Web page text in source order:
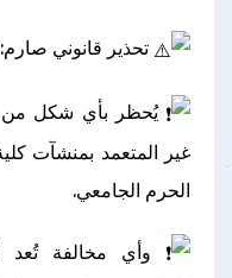
تحذير قانوني صارم:
يُحظر بأي شكل من
غير المتعمد بمنشآت
الحرم الجامعي.
وأي مخالفة تُعد